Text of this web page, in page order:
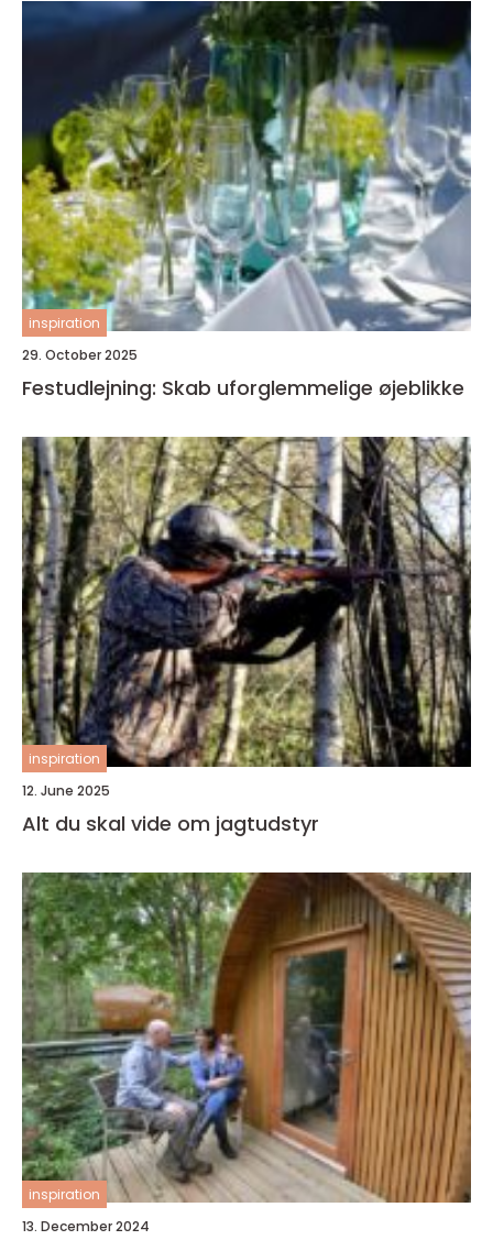
inspiration
29. October 2025
Festudlejning: Skab uforglemmelige øjeblikke
inspiration
12. June 2025
Alt du skal vide om jagtudstyr
inspiration
13. December 2024